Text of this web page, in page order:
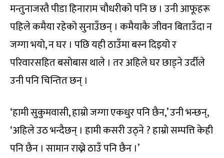
मन्तुनाजस्तै पीडा हिनाराम चौधरीको पनि छ । उनी आफूहरू
पहिले कमैया रहेको सुनाउँछन् । कमैयाकै जीवन बिताउँदा न
जग्गा भयो, न घर । पछि यही ठाउँमा बस्न दिइयो र
परिवारसहित बसोबास थाले । तर अहिले घर छाड्ने उर्दीले
उनी पनि चिन्तित छन् ।
‘हामी सुकुमवासी, हाम्रो जग्गा एकधुर पनि छैन,’ उनी भन्छन्,
‘अहिले उठ भन्दैछन् । हामी कसरी उठ्ने ? हाम्रो सम्पत्ति केही
पनि छैन । सामान राख्ने ठाउँ पनि छैन ।’